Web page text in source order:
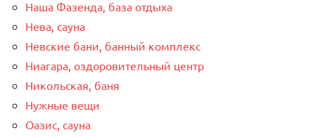
Наша Фазенда, база отдыха
Нева, сауна
Невские бани, банный комплекс
Ниагара, оздоровительный центр
Никольская, баня
Нужные вещи
Оазис, сауна